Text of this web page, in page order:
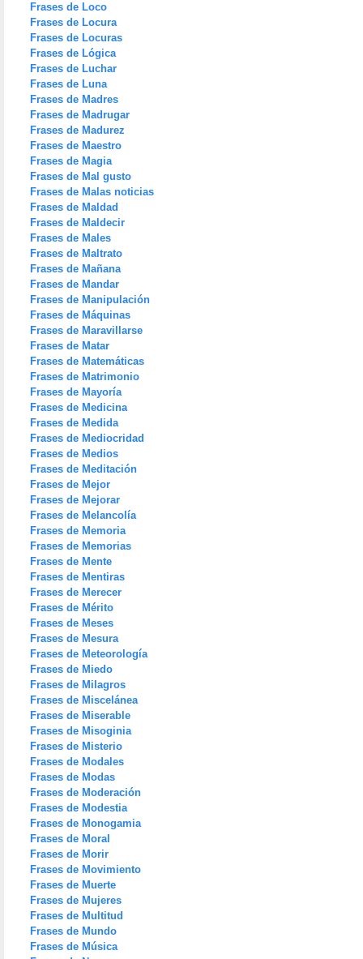
Frases de Loco
Frases de Locura
Frases de Locuras
Frases de Lógica
Frases de Luchar
Frases de Luna
Frases de Madres
Frases de Madrugar
Frases de Madurez
Frases de Maestro
Frases de Magia
Frases de Mal gusto
Frases de Malas noticias
Frases de Maldad
Frases de Maldecir
Frases de Males
Frases de Maltrato
Frases de Mañana
Frases de Mandar
Frases de Manipulación
Frases de Máquinas
Frases de Maravillarse
Frases de Matar
Frases de Matemáticas
Frases de Matrimonio
Frases de Mayoría
Frases de Medicina
Frases de Medida
Frases de Mediocridad
Frases de Medios
Frases de Meditación
Frases de Mejor
Frases de Mejorar
Frases de Melancolía
Frases de Memoria
Frases de Memorias
Frases de Mente
Frases de Mentiras
Frases de Merecer
Frases de Mérito
Frases de Meses
Frases de Mesura
Frases de Meteorología
Frases de Miedo
Frases de Milagros
Frases de Miscelánea
Frases de Miserable
Frases de Misoginia
Frases de Misterio
Frases de Modales
Frases de Modas
Frases de Moderación
Frases de Modestia
Frases de Monogamia
Frases de Moral
Frases de Morir
Frases de Movimiento
Frases de Muerte
Frases de Mujeres
Frases de Multitud
Frases de Mundo
Frases de Música